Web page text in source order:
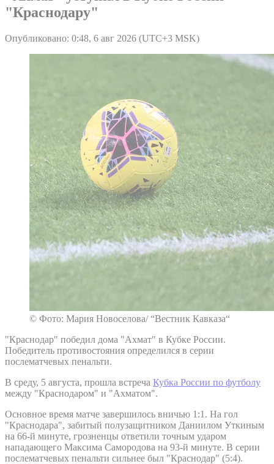
"Краснодару"
Опубликовано: 0:48, 6 авг 2026 (UTC+3 MSK)
© Фото: Мария Новоселова/ “Вестник Кавказа“
"Краснодар" победил дома "Ахмат" в Кубке России.
Победитель противостояния определился в серии
послематчевых пенальти.
В среду, 5 августа, прошла встреча Кубка России по футболу
между "Краснодаром" и "Ахматом".
Основное время матче завершилось вничью 1:1. На гол
"Краснодара", забитый полузащитником Даниилом Уткиным
на 66-й минуте, грозненцы ответили точным ударом
нападающего Максима Самородова на 93-й минуте. В серии
послематчевых пенальти сильнее был "Краснодар" (5:4).